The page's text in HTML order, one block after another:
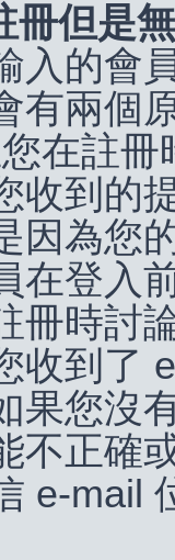
冊但是
入的會
有兩個
在註
收到的
因為您
在登入
冊時討
收到了
果您沒
不正確
e-mail